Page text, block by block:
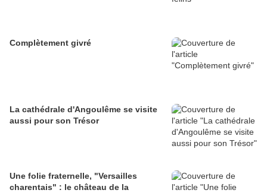
Complètement givré
La cathédrale d'Angoulême se visite
aussi pour son Trésor
Une folie fraternelle, "Versailles
charentais" : le château de la